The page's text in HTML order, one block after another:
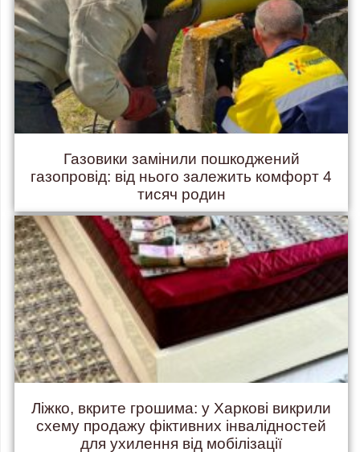
Газовики замінили пошкоджений
газопровід: від нього залежить комфорт 4
тисяч родин
Ліжко, вкрите грошима: у Харкові викрили
схему продажу фіктивних інвалідностей
для ухилення від мобілізації